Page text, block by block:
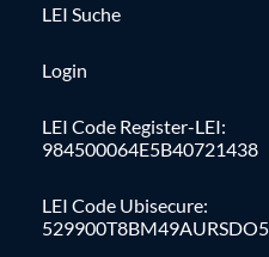
LEI Suche
Login
LEI Code Register-LEI:
984500064E5B40721438
LEI Code Ubisecure: